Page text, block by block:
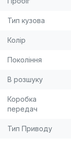
Тип кузова
Колір
Покоління
В розшуку
Коробка
передач
Тип Приводу